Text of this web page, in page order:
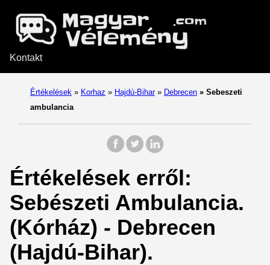
Kontakt
Értékelések » Korhaz » Hajdú-Bihar » Debrecen » Sebeszeti
ambulancia
Értékelések erről:
Sebészeti Ambulancia.
(Kórház) - Debrecen
(Hajdú-Bihar).